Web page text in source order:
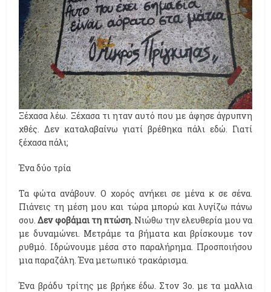
Ξέχασα λέω. Ξέχασα τι ηταν αυτό που με άφησε άγρυπνη
χθές. Δεν καταλαβαίνω γιατί βρέθηκα πάλι εδώ. Γιατί
ξέχασα πάλι;
Ένα δύο τρία
Τα φώτα ανάβουν. Ο χορός ανήκει σε μένα κ σε σένα.
Πιάνεις τη μέση μου και τώρα μπορώ και λυγίζω πάνω
σου.Δεν φοβάμαι τη πτώση.Νιώθω την ελευθερία μου να
με δυναμώνει. Μετράμε τα βήματα και βρίσκουμε τον
ρυθμό. Ιδρώνουμε μέσα στο παραλήρημα. Προσποιήσου
μια παραζάλη. Ένα μετωπικό τρακάρισμα.
Ένα βράδυ τρίτης με βρήκε έδω. Στον 3ο. με τα μαλλια